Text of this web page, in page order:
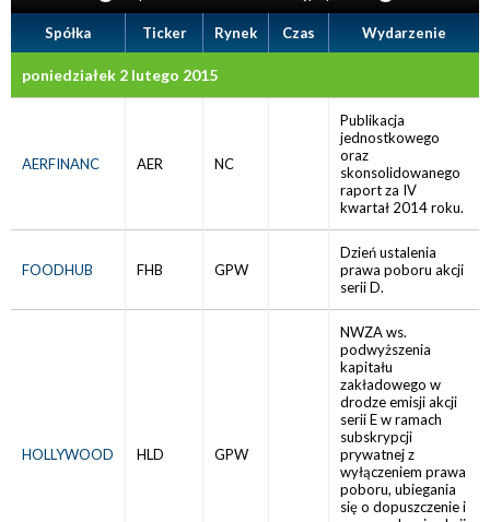
Spółka Ticker Rynek Czas Wydarzenie
poniedziałek 2 lutego 2015
AERFINANC AER NC
Publikacja
jednostkowego
oraz
skonsolidowanego
raport za IV
kwartał 2014 roku.
FOODHUB FHB GPW
Dzień ustalenia
prawa poboru akcji
serii D.
HOLLYWOOD HLD GPW
NWZA ws.
podwyższenia
kapitału
zakładowego w
drodze emisji akcji
serii E w ramach
subskrypcji
prywatnej z
wyłączeniem prawa
poboru, ubiegania
się o dopuszczenie i